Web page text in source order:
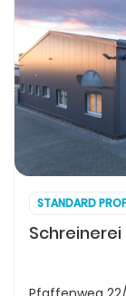
STANDARD
Schreinerei